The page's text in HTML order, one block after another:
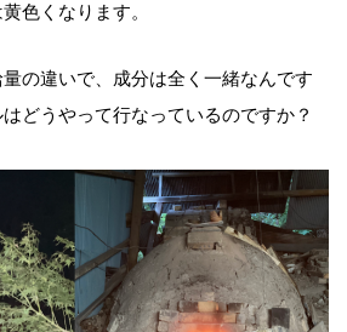
色くなります。
の違いで、成分は全く一緒なんです
どうやって行なっているのですか？